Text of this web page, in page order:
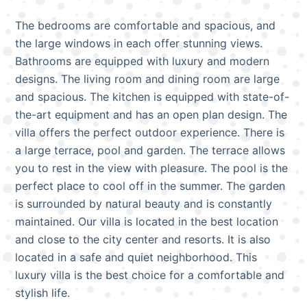
The bedrooms are comfortable and spacious, and
the large windows in each offer stunning views.
Bathrooms are equipped with luxury and modern
designs. The living room and dining room are large
and spacious. The kitchen is equipped with state-of-
the-art equipment and has an open plan design. The
villa offers the perfect outdoor experience. There is
a large terrace, pool and garden. The terrace allows
you to rest in the view with pleasure. The pool is the
perfect place to cool off in the summer. The garden
is surrounded by natural beauty and is constantly
maintained. Our villa is located in the best location
and close to the city center and resorts. It is also
located in a safe and quiet neighborhood. This
luxury villa is the best choice for a comfortable and
stylish life.